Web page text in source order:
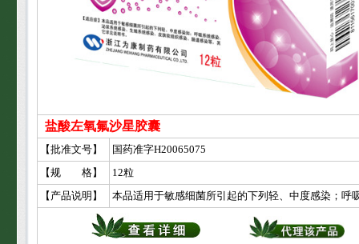
盐酸左氧氟沙星胶囊
【批准文号】
国药准字H20065075
【规 格】
12粒
【产品说明】